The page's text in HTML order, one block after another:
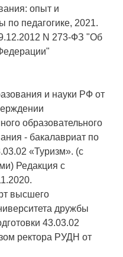
опыт и
по педагогике, 2021.
N 273-ФЗ "Об
и науки РФ от
образовательного
- бакалавриат по
«Туризм». (с
Редакция с
высшего
дружбы
43.03.02
ректора РУДН от